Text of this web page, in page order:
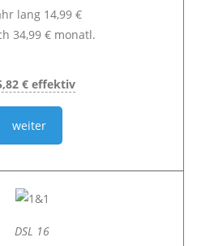
lang 14,99 €
34,99 € monatl.
€ effektiv
weiter
DSL 16